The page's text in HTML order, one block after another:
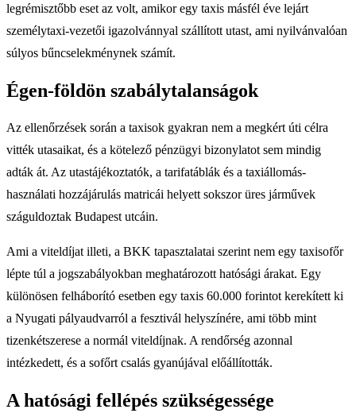
legrémisztőbb eset az volt, amikor egy taxis másfél éve lejárt
személytaxi-vezetői igazolvánnyal szállított utast, ami nyilvánvalóan
súlyos bűncselekménynek számít.
Égen-földön szabálytalanságok
Az ellenőrzések során a taxisok gyakran nem a megkért úti célra
vitték utasaikat, és a kötelező pénzügyi bizonylatot sem mindig
adták át. Az utastájékoztatók, a tarifatáblák és a taxiállomás-
használati hozzájárulás matricái helyett sokszor üres járművek
száguldoztak Budapest utcáin.
Ami a viteldíjat illeti, a BKK tapasztalatai szerint nem egy taxisofőr
lépte túl a jogszabályokban meghatározott hatósági árakat. Egy
különösen felháborító esetben egy taxis 60.000 forintot kerekített ki
a Nyugati pályaudvarról a fesztivál helyszínére, ami több mint
tizenkétszerese a normál viteldíjnak. A rendőrség azonnal
intézkedett, és a sofőrt csalás gyanújával előállították.
A hatósági fellépés szükségessége